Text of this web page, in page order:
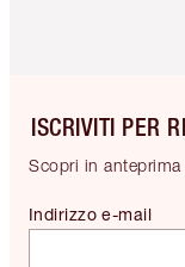
ISCRIVITI PER
Scopri in
Indirizzo e-mail